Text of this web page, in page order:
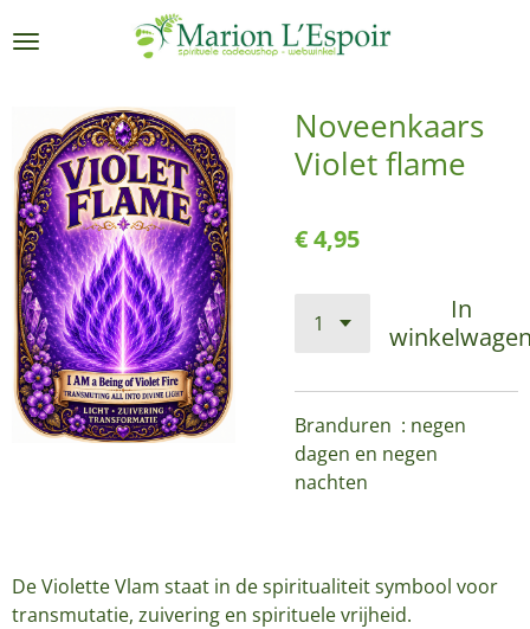
direct
hoofdinhoud
Noveenkaars
Violet flame
€ 4,95
In
Branduren : negen
dagen en negen
nachten
De Violette Vlam staat in de spiritualiteit symbool voor
transmutatie, zuivering en spirituele vrijheid.